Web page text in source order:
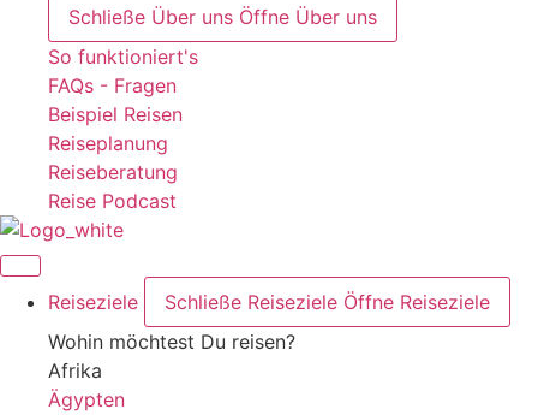
Schließe Über uns Öffne Über uns
So funktioniert's
FAQs - Fragen
Beispiel Reisen
Reiseplanung
Reiseberatung
Reise Podcast
Reiseziele Schließe Reiseziele Öffne Reiseziele
Wohin möchtest Du reisen?
Afrika
Ägypten